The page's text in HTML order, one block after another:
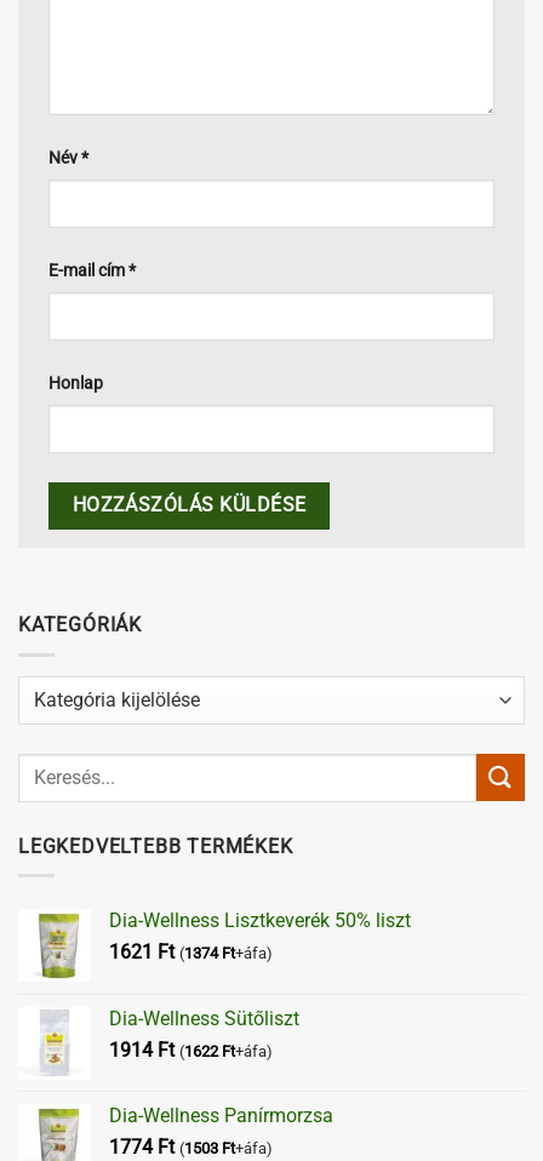
Név*
E-mail cím*
Honlap
KATEGÓRIÁK
Kategóriák
LEGKEDVELTEBB TERMÉKEK
Dia-Wellness Lisztkeverék 50% liszt
1621 Ft (1374 Ft+áfa)
Dia-Wellness Sütőliszt
1914 Ft (1622 Ft+áfa)
Dia-Wellness Panírmorzsa
1774 Ft (1503 Ft+áfa)